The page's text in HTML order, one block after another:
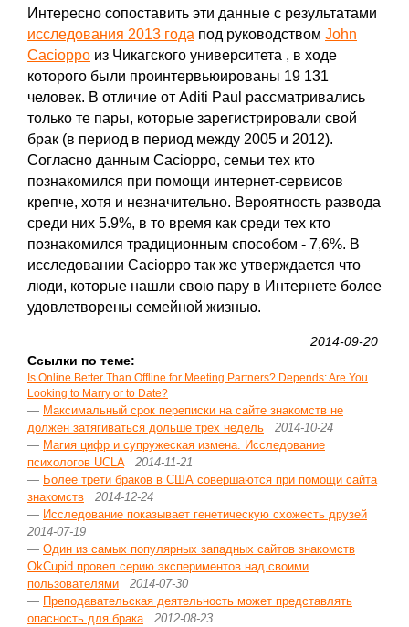
Интересно сопоставить эти данные с результатами
исследования 2013 года под руководством John
Cacioppo из Чикагского университета , в ходе
которого были проинтервьюированы 19 131
человек. В отличие от Aditi Paul рассматривались
только те пары, которые зарегистрировали свой
брак (в период в период между 2005 и 2012).
Согласно данным Cacioppo, семьи тех кто
познакомился при помощи интернет-сервисов
крепче, хотя и незначительно. Вероятность развода
среди них 5.9%, в то время как среди тех кто
познакомился традиционным способом - 7,6%. В
исследовании Cacioppo так же утверждается что
люди, которые нашли свою пару в Интернете более
удовлетворены семейной жизнью.
2014-09-20
Ссылки по теме:
Is Online Better Than Offline for Meeting Partners? Depends: Are You
Looking to Marry or to Date?
— Максимальный срок переписки на сайте знакомств не
должен затягиваться дольше трех недель
2014-10-24
— Магия цифр и супружеская измена. Исследование
психологов UCLA
2014-11-21
— Более трети браков в США совершаются при помощи сайта
знакомств
2014-12-24
— Исследование показывает генетическую схожесть друзей
2014-07-19
— Один из самых популярных западных сайтов знакомств
OkCupid провел серию экспериментов над своими
пользователями
2014-07-30
— Преподавательская деятельность может представлять
опасность для брака
2012-08-23